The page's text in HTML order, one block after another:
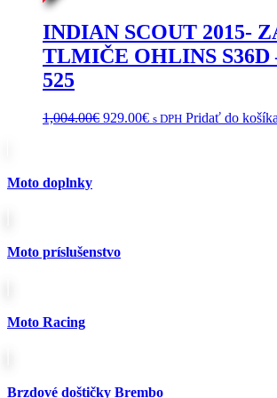
INDIAN SCOUT 2015-
TLMIČE OHLINS S36D
525
1,004.00€ Pôvodná
929.00€Aktuálna
s DPH Pridať do košíka
Moto doplnky
Moto príslušenstvo
Moto Racing
Brzdové doštičky Brembo